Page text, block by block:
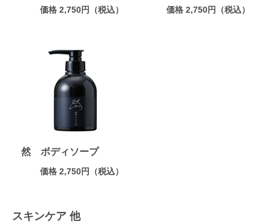
価格 2,750円（税込） 価格 2,750円（税込）
然 ボディソープ
価格 2,750円（税込）
スキンケア 他